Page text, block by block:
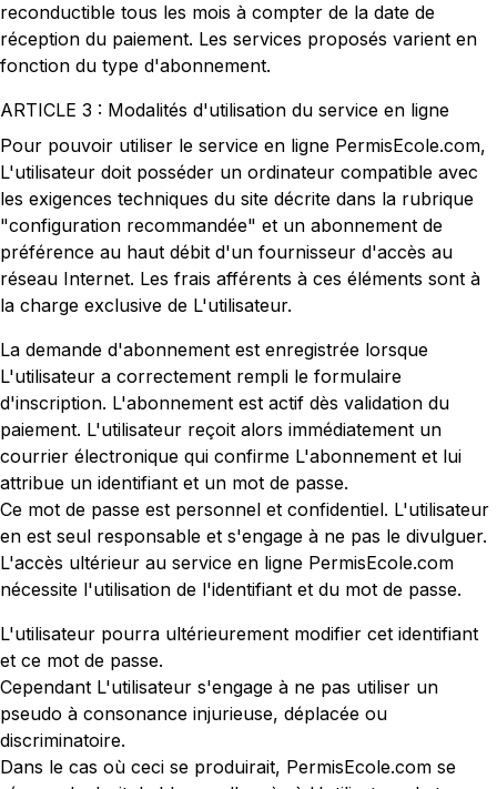
reconductible tous les mois à compter de la date de
réception du paiement. Les services proposés varient en
fonction du type d'abonnement.
ARTICLE 3 : Modalités d'utilisation du service en ligne
Pour pouvoir utiliser le service en ligne PermisEcole.com,
L'utilisateur doit posséder un ordinateur compatible avec
les exigences techniques du site décrite dans la rubrique
"configuration recommandée" et un abonnement de
préférence au haut débit d'un fournisseur d'accès au
réseau Internet. Les frais afférents à ces éléments sont à
la charge exclusive de L'utilisateur.
La demande d'abonnement est enregistrée lorsque
L'utilisateur a correctement rempli le formulaire
d'inscription. L'abonnement est actif dès validation du
paiement. L'utilisateur reçoit alors immédiatement un
courrier électronique qui confirme L'abonnement et lui
attribue un identifiant et un mot de passe.
Ce mot de passe est personnel et confidentiel. L'utilisateur
en est seul responsable et s'engage à ne pas le divulguer.
L'accès ultérieur au service en ligne PermisEcole.com
nécessite l'utilisation de l'identifiant et du mot de passe.
L'utilisateur pourra ultérieurement modifier cet identifiant
et ce mot de passe.
Cependant L'utilisateur s'engage à ne pas utiliser un
pseudo à consonance injurieuse, déplacée ou
discriminatoire.
Dans le cas où ceci se produirait, PermisEcole.com se